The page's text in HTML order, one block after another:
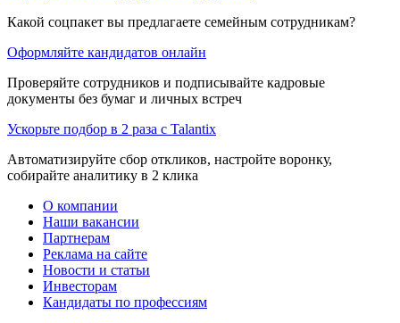
Какой соцпакет вы предлагаете семейным сотрудникам?
Оформляйте кандидатов онлайн
Проверяйте сотрудников и подписывайте кадровые
документы без бумаг и личных встреч
Ускорьте подбор в 2 раза с Talantix
Автоматизируйте сбор откликов, настройте воронку,
собирайте аналитику в 2 клика
О компании
Наши вакансии
Партнерам
Реклама на сайте
Новости и статьи
Инвесторам
Кандидаты по профессиям